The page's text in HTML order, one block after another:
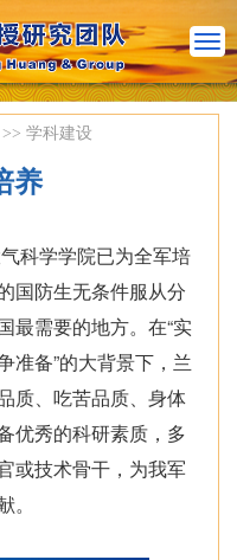
n
a
v
>> 学科建设
养
科学学院已为全军培
国防生无条件服从分
最需要的地方。在“实
准备”的大背景下，兰
质、吃苦品质、身体
优秀的科研素质，多
或技术骨干，为我军